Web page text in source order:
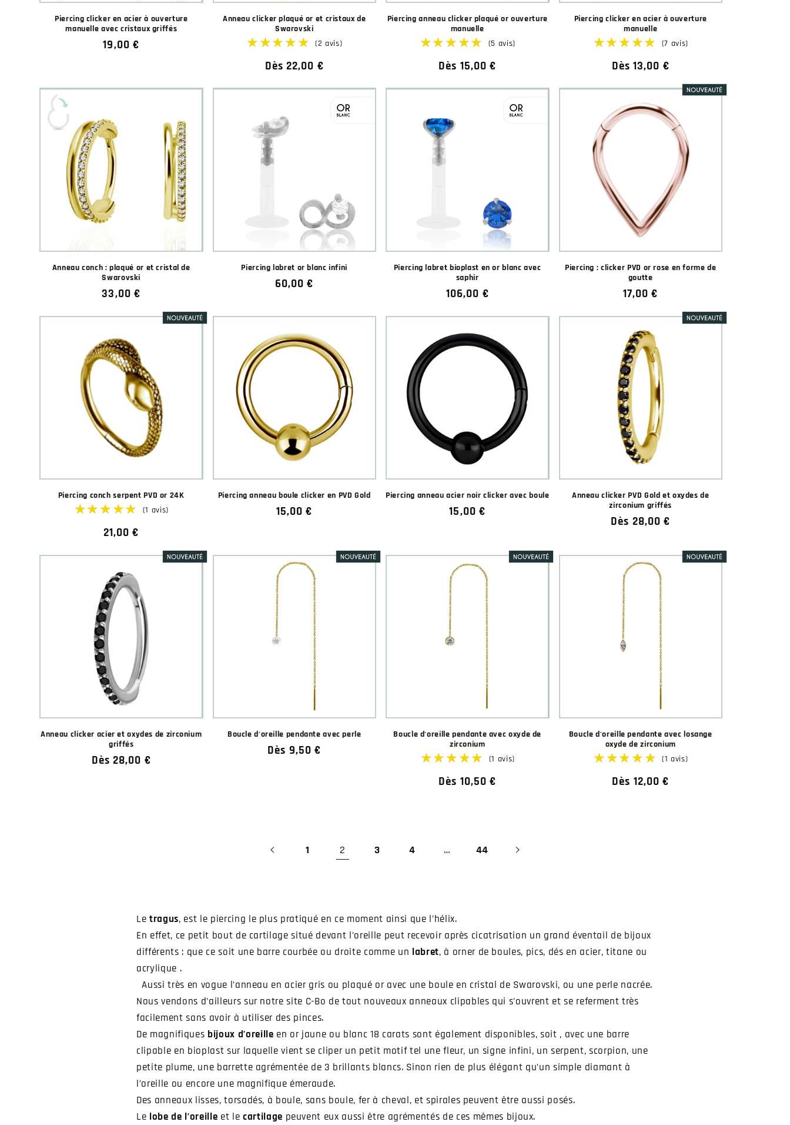
Piercing clicker en acier à ouverture
manuelle avec cristaux griffés
Prix
19,00 €
Anneau clicker plaqué or et cristaux de
Swarovski
★★★★★
★★★★★
Prix
Dès 22,00 €
Piercing anneau clicker plaqué or ouverture
manuelle
(5 avis)
Prix
Dès 15,00 €
Piercing clicker en acier à ouverture
manuelle
Prix
Dès 13,00 €
Anneau conch : plaqué or et cristal de
Swarovski
Prix
33,00 €
Piercing labret or blanc infini
Prix
60,00 €
Piercing labret bioplast en or blanc avec
saphir
Prix
106,00 €
Piercing : clicker PVD or rose en forme de
goutte
Prix
17,00 €
Piercing conch serpent PVD or 24K
Prix
21,00 €
Piercing anneau boule clicker en PVD Gold
Prix
15,00 €
Piercing anneau acier noir clicker avec boule
Prix
15,00 €
Anneau clicker PVD Gold et oxydes de
zirconium griffés
Prix
Dès 28,00 €
Anneau clicker acier et oxydes de zirconium
griffés
Prix
Dès 28,00 €
Boucle d'oreille pendante avec perle
Prix
Dès 9,50 €
Boucle d'oreille pendante avec oxyde de
zirconium
Prix
Dès 10,50 €
Boucle d'oreille pendante avec losange
oxyde de zirconium
Prix
Dès 12,00 €
1 2 3 4 … 44
Le tragus, est le piercing le plus pratiqué en ce moment ainsi que l’hélix.
En effet, ce petit bout de cartilage situé devant l’oreille peut recevoir après cicatrisation un grand éventail de bijoux
différents : que ce soit une barre courbée ou droite comme un labret, à orner de boules, pics, dés en acier, titane ou
acrylique .
Aussi très en vogue l’anneau en acier gris ou plaqué or avec une boule en cristal de Swarovski, ou une perle nacrée.
Nous vendons d’ailleurs sur notre site C-Bo de tout nouveaux anneaux clipables qui s’ouvrent et se referment très
facilement sans avoir à utiliser des pinces.
De magnifiques bijoux d’oreille en or jaune ou blanc 18 carats sont également disponibles, soit , avec une barre
clipable en bioplast sur laquelle vient se cliper un petit motif tel une fleur, un signe infini, un serpent, scorpion, une
petite plume, une barrette agrémentée de 3 brillants blancs. Sinon rien de plus élégant qu’un simple diamant à
l’oreille ou encore une magnifique émeraude.
Des anneaux lisses, torsadés, à boule, sans boule, fer à cheval, et spirales peuvent être aussi posés.
Le lobe de l’oreille et le cartilage peuvent eux aussi être agrémentés de ces mêmes bijoux.